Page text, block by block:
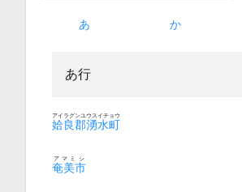
あ か
あ行
姶良郡湧水町
アイラグンユウスイチョウ
奄美市
アマミシ